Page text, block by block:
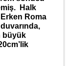
Halk
Roma
büyük